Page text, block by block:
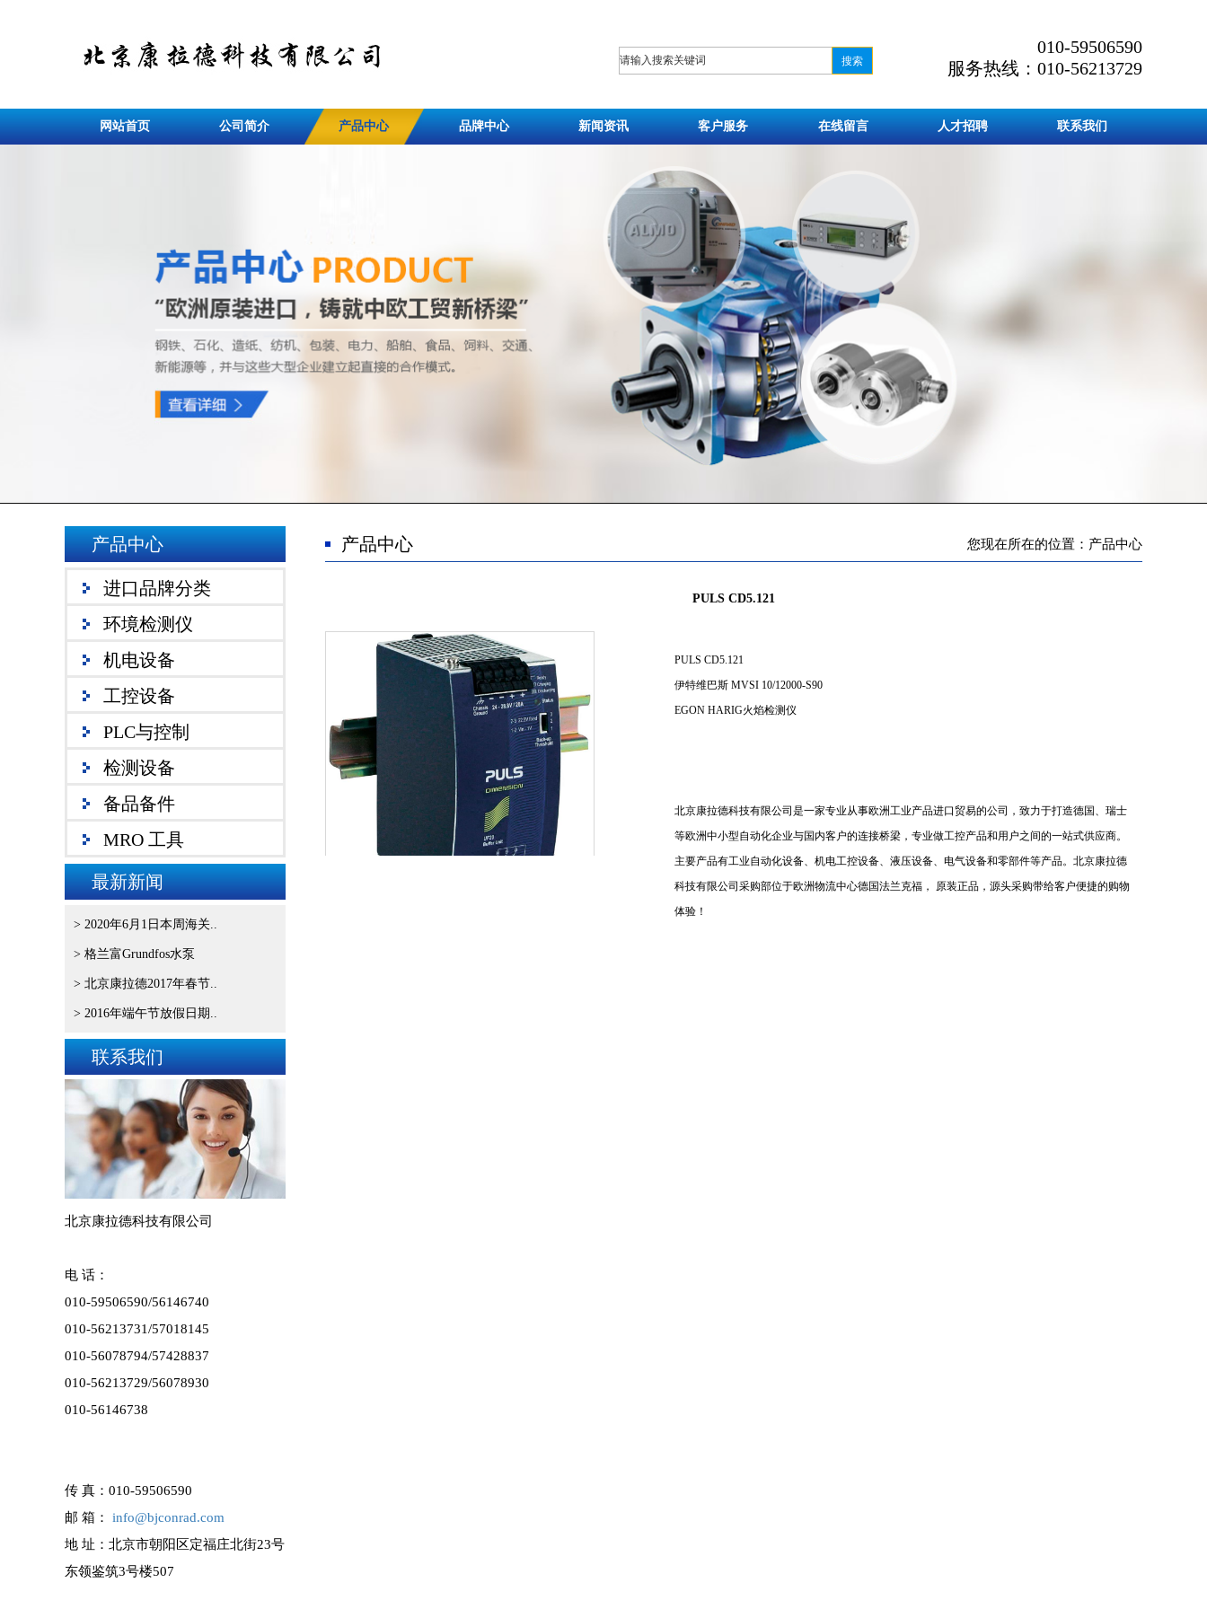
010-59506590
服务热线：010-56213729
网站首页 公司简介 产品中心 品牌中心 新闻资讯 客户服务 在线留言 人才招聘 联系我们
产品中心
进口品牌分类
环境检测仪
机电设备
工控设备
PLC与控制
检测设备
备品备件
MRO 工具
最新新闻
> 2020年6月1日本周海关..
> 格兰富Grundfos水泵
> 北京康拉德2017年春节..
> 2016年端午节放假日期..
联系我们
北京康拉德科技有限公司
电 话：
010-59506590/56146740
010-56213731/57018145
010-56078794/57428837
010-56213729/56078930
010-56146738
传 真： 010-59506590
邮 箱： info@bjconrad.com
地 址：北京市朝阳区定福庄北街23号
东领鉴筑3号楼507
产品中心 您现在所在的位置：产品中心
PULS CD5.121
PULS CD5.121
伊特维巴斯 MVSI 10/12000-S90
EGON HARIG火焰检测仪
北京康拉德科技有限公司是一家专业从事欧洲工业产品进口贸易的公司，致力于打造德国、瑞士
等欧洲中小型自动化企业与国内客户的连接桥梁，专业做工控产品和用户之间的一站式供应商。
主要产品有工业自动化设备、机电工控设备、液压设备、电气设备和零部件等产品。北京康拉德
科技有限公司采购部位于欧洲物流中心德国法兰克福， 原装正品，源头采购带给客户便捷的购物
体验！